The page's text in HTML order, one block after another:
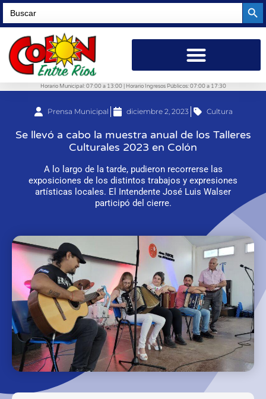
Search
for:
Horario Municipal: 07:00 a 13:00 | Horario Ingresos Públicos: 07:00 a 17:30
Prensa Municipal diciembre 2, 2023 Cultura
Se llevó a cabo la muestra anual de los Talleres
Culturales 2023 en Colón
A lo largo de la tarde, pudieron recorrerse las
exposiciones de los distintos trabajos y expresiones
artísticas locales. El Intendente José Luis Walser
participó del cierre.